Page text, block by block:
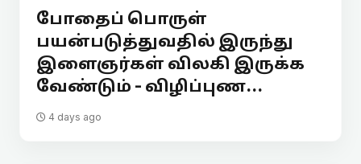
போதைப் பொருள்
பயன்படுத்துவதில் இருந்து
இளைஞர்கள் விலகி இருக்க
வேண்டும் - விழிப்புண...
4 days ago